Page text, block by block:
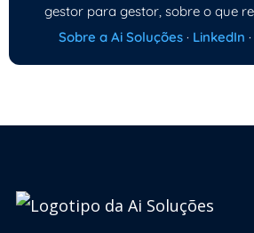
gestor para gestor, sobre o que
Sobre a Ai Soluções · LinkedIn ·